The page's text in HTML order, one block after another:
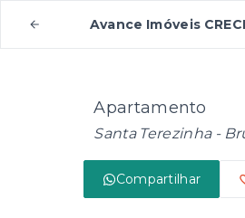
Avance Imóveis
Apartamento
Santa Terezinha -
Compartilhar